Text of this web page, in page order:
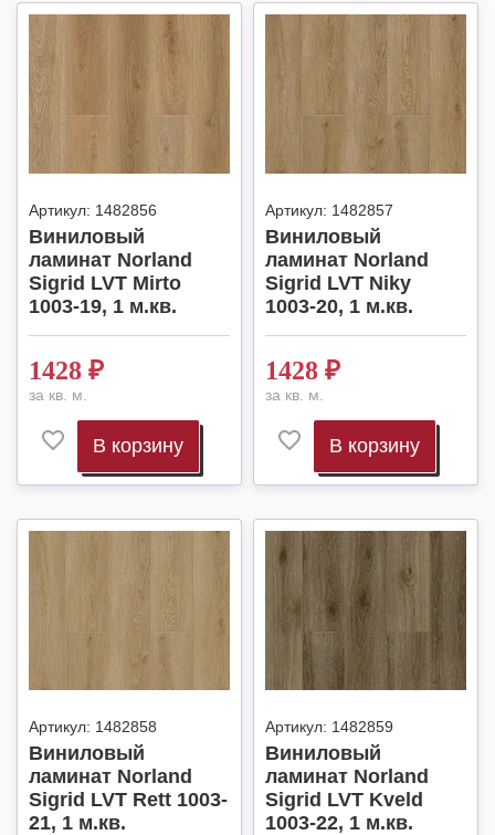
Артикул: 1482856
Виниловый
ламинат Norland
Sigrid LVT Mirto
1003-19, 1 м.кв.
1428 ₽
за кв. м.
В корзину
Артикул: 1482857
Виниловый
ламинат Norland
Sigrid LVT Niky
1003-20, 1 м.кв.
1428 ₽
за кв. м.
В корзину
Артикул: 1482858
Виниловый
ламинат Norland
Sigrid LVT Rett 1003-
21, 1 м.кв.
Артикул: 1482859
Виниловый
ламинат Norland
Sigrid LVT Kveld
1003-22, 1 м.кв.